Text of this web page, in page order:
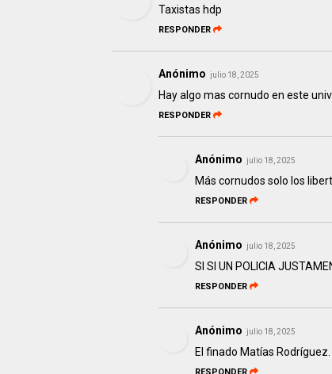
Taxistas hdp
RESPONDER
Anónimo julio 18, 2025
Hay algo mas cornudo en este
RESPONDER
Anónimo julio 18, 2025
Más cornudos solo los
RESPONDER
Anónimo julio 18, 2025
SI SI UN POLICIA
RESPONDER
Anónimo julio 18, 2025
El finado Matías Rodríguez.
RESPONDER